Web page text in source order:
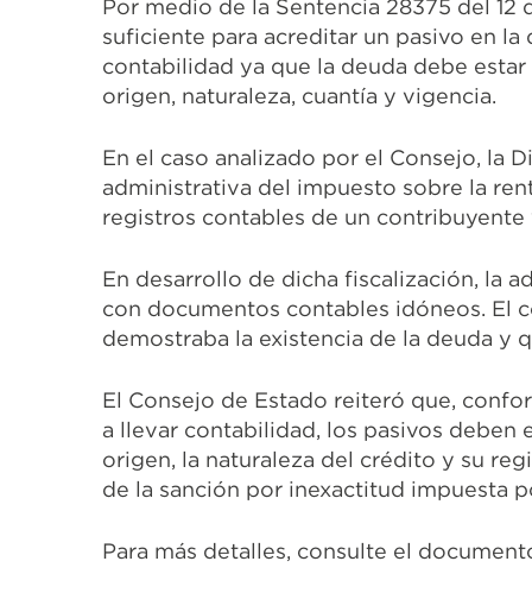
Por medio de la Sentencia 28375 del
suficiente para acreditar un pasivo en
contabilidad ya que la deuda debe
origen, naturaleza, cuantía y vigencia.
En el caso analizado por el Consejo, la
administrativa del impuesto sobre la
registros contables de un
En desarrollo de dicha fiscalización, la
con documentos contables idóneos. El
demostraba la existencia de la deuda y
El Consejo de Estado reiteró que,
a llevar contabilidad, los pasivos
origen, la naturaleza del crédito y su
de la sanción por inexactitud impuesta
Para más detalles, consulte el